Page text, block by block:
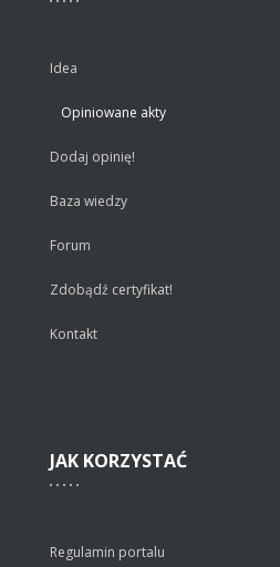
Idea
Opiniowane akty
Dodaj opinię!
Baza wiedzy
Forum
Zdobądź certyfikat!
Kontakt
JAK KORZYSTAĆ
Regulamin portalu